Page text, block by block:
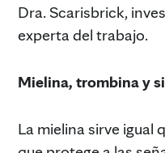
Dra. Scarisbrick,
experta del trabajo.
Mielina, trombina y
La mielina sirve igual